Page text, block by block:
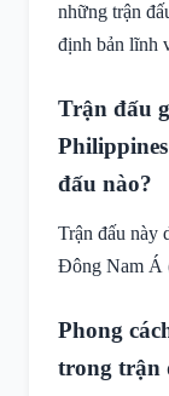
những trận
định bản lĩnh
Trận đấu
đấu nào?
Trận đấu này
Đông Nam Á
Phong
trong trận